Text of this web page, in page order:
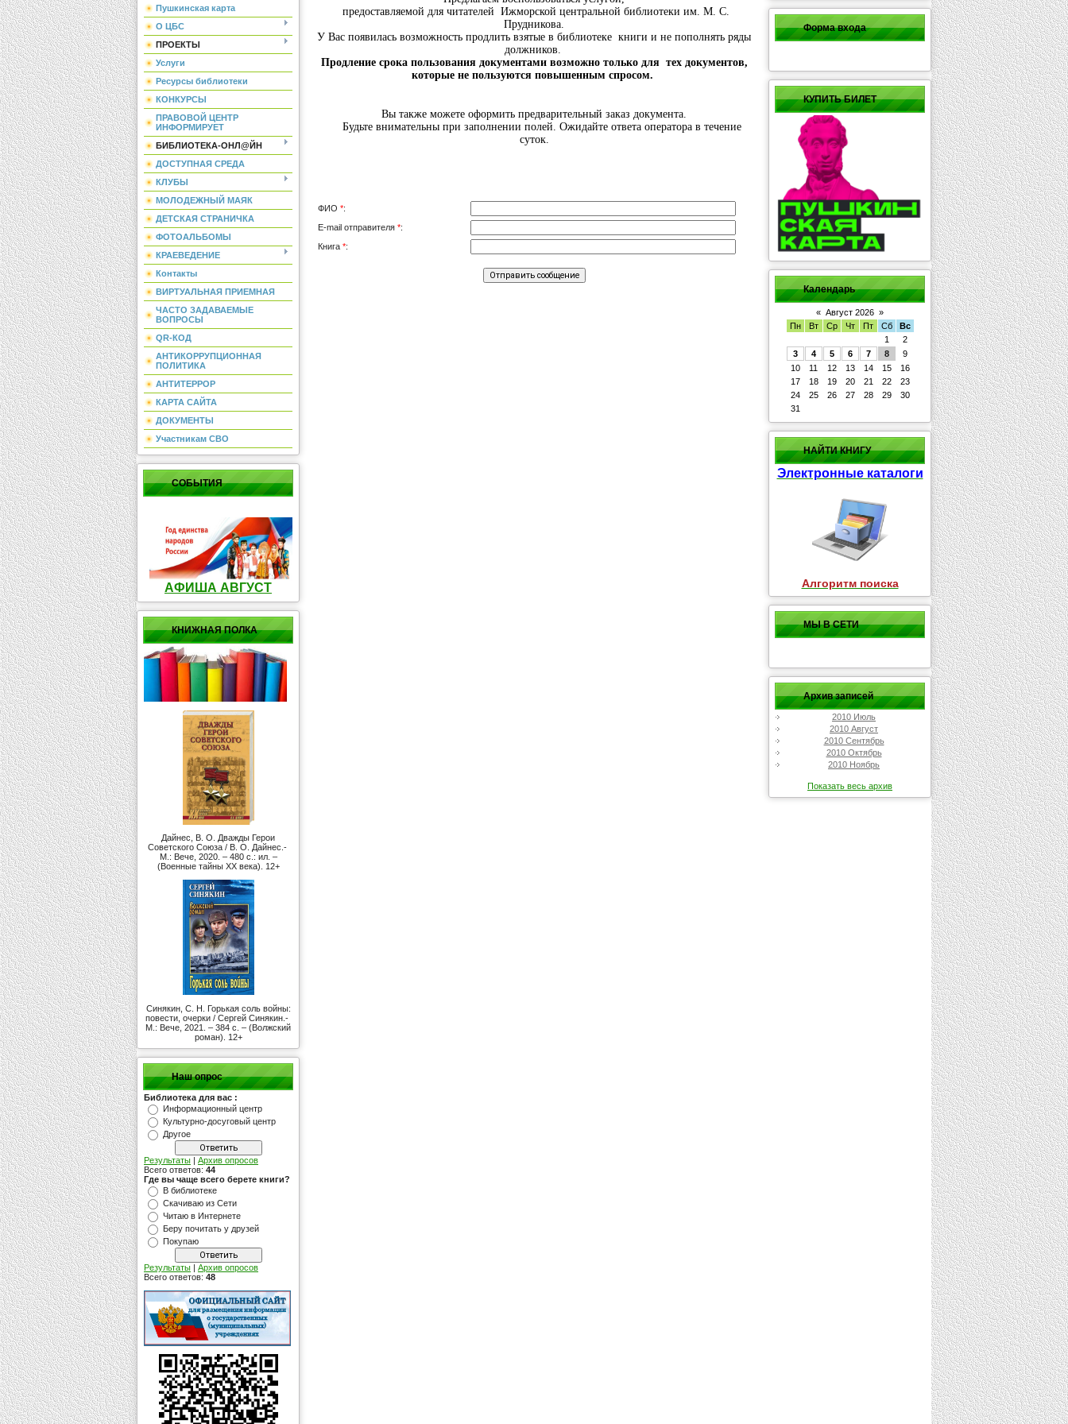
Пушкинская карта
О ЦБС
ПРОЕКТЫ
Услуги
Ресурсы библиотеки
КОНКУРСЫ
ПРАВОВОЙ ЦЕНТР
ИНФОРМИРУЕТ
БИБЛИОТЕКА-ОНЛ@ЙН
ДОСТУПНАЯ СРЕДА
КЛУБЫ
МОЛОДЕЖНЫЙ МАЯК
ДЕТСКАЯ СТРАНИЧКА
ФОТОАЛЬБОМЫ
КРАЕВЕДЕНИЕ
Контакты
ВИРТУАЛЬНАЯ ПРИЕМНАЯ
ЧАСТО ЗАДАВАЕМЫЕ
ВОПРОСЫ
QR-КОД
АНТИКОРРУПЦИОННАЯ
ПОЛИТИКА
АНТИТЕРРОР
КАРТА САЙТА
ДОКУМЕНТЫ
Участникам СВО
СОБЫТИЯ
АФИША АВГУСТ
КНИЖНАЯ ПОЛКА
Дайнес, В. О. Дважды Герои
Советского Союза / В. О. Дайнес.-
М.: Вече, 2020. – 480 с.: ил. –
(Военные тайны ХХ века). 12+
Синякин, С. Н. Горькая соль войны:
повести, очерки / Сергей Синякин.-
М.: Вече, 2021. – 384 с. – (Волжский
роман). 12+
Наш опрос
Библиотека для вас :
Информационный центр
Культурно-досуговый центр
Другое
Результаты | Архив опросов
Всего ответов: 44
Где вы чаще всего берете книги?
В библиотеке
Скачиваю из Сети
Читаю в Интернете
Беру почитать у друзей
Покупаю
Результаты | Архив опросов
Всего ответов: 48
предоставляемой для читателей Ижморской центральной библиотеки им. М. С.
Прудникова.
У Вас появилась возможность продлить взятые в библиотеке книги и не пополнять ряды
должников.
Продление срока пользования документами возможно только для тех документов,
которые не пользуются повышенным спросом.
Вы также можете оформить предварительный заказ документа.
Будьте внимательны при заполнении полей. Ожидайте ответа оператора в течение
суток.
ФИО *:
E-mail отправителя *:
Книга *:
Форма входа
КУПИТЬ БИЛЕТ
Календарь
« Август 2026 »
Пн
Вт Ср Чт Пт Сб
Вс
1
2
3
4 5 6 7 8
9
10
11 12 13 14 15
16
17
18 19 20 21 22
23
24
25 26 27 28 29
30
31
НАЙТИ КНИГУ
Электронные каталоги
Алгоритм поиска
МЫ В СЕТИ
Архив записей
2010 Июль
2010 Август
2010 Сентябрь
2010 Октябрь
2010 Ноябрь
Показать весь архив